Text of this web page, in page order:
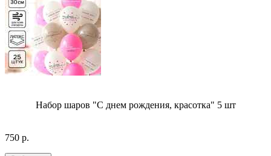
Набор шаров "С днем рождения, красотка" 5 шт
750 р.